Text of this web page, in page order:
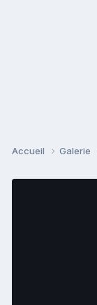
Accueil Galerie